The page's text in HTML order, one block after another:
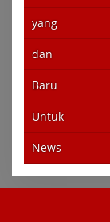
yang
dan
Baru
Untuk
News